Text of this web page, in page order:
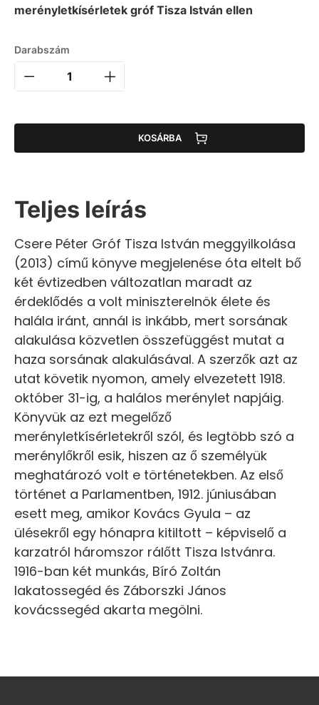
merényletkísérletek gróf Tisza István ellen
Darabszám
KOSÁRBA
Teljes leírás
Csere Péter Gróf Tisza István meggyilkolása
(2013) című könyve megjelenése óta eltelt bő
két évtizedben változatlan maradt az
érdeklődés a volt miniszterelnök élete és
halála iránt, annál is inkább, mert sorsának
alakulása közvetlen összefüggést mutat a
haza sorsának alakulásával. A szerzők azt az
utat követik nyomon, amely elvezetett 1918.
október 31-ig, a halálos merénylet napjáig.
Könyvük az ezt megelőző
merényletkísérletekről szól, és legtöbb szó a
merénylőkről esik, hiszen az ő személyük
meghatározó volt e történetekben. Az első
történet a Parlamentben, 1912. júniusában
esett meg, amikor Kovács Gyula – az
ülésekről egy hónapra kitiltott – képviselő a
karzatról háromszor rálőtt Tisza Istvánra.
1916-ban két munkás, Bíró Zoltán
lakatossegéd és Záborszki János
kovácssegéd akarta megölni.